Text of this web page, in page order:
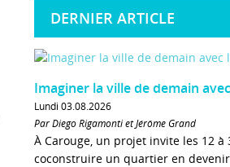
DERNIER ARTICLE
Imaginer la ville de demain
Lundi 03.08.2026
Par Diego Rigamonti et Jérôme Grand
À Carouge, un projet invite les 12 à
coconstruire un quartier en